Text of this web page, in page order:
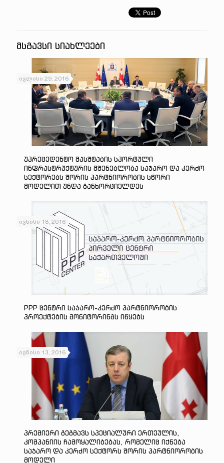
ᲛᲡᲒᲐᲕᲡᲘ ᲡᲘᲐᲮᲚᲔᲔᲑᲘ
ივლისი 29, 2016
Უპრეცედენტო Მასშტაბის Სპორტული
Ინფრასტრუქტურის Მშენებლობა Საჯარო Და Კერძო
Სექტორებს Შორის Პარტნიორობის Სწორი
Მოდელით Უნდა Განხორციელდეს
ივნისი 18, 2016
PPP Ცენტრი Საჯარო-Კერძო Პარტნიორობის
Პროექტების Მონიტორინგს Იწყებს
ივნისი 13, 2016
Პრემიერი Გეგმავს Სპეციალური Ერთეულის,
Კომპანიის Ჩამოყალიბებას, Რომელიც Იქნება
Საჯარო Და Კერძო Სექტორს Შორის Პარტნიორობის
Მოდელი